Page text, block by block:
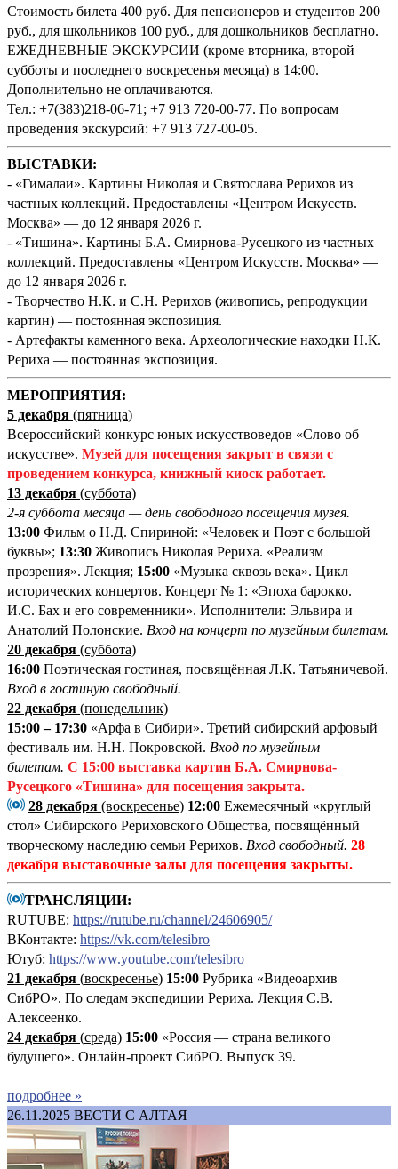
Стоимость билета 400 руб. Для пенсионеров и студентов 200
руб., для школьников 100 руб., для дошкольников бесплатно.
ЕЖЕДНЕВНЫЕ ЭКСКУРСИИ (кроме вторника, второй
субботы и последнего воскресенья месяца) в 14:00.
Дополнительно не оплачиваются.
Тел.: +7(383)218-06-71; +7 913 720-00-77. По вопросам
проведения экскурсий: +7 913 727-00-05.
ВЫСТАВКИ:
- «Гималаи». Картины Николая и Святослава Рерихов из
частных коллекций. Предоставлены «Центром Искусств.
Москва» — до 12 января 2026 г.
- «Тишина». Картины Б.А. Смирнова-Русецкого из частных
коллекций. Предоставлены «Центром Искусств. Москва» —
до 12 января 2026 г.
- Творчество Н.К. и С.Н. Рерихов (живопись, репродукции
картин) — постоянная экспозиция.
- Артефакты каменного века. Археологические находки Н.К.
Рериха — постоянная экспозиция.
МЕРОПРИЯТИЯ:
5 декабря (пятница)
Всероссийский конкурс юных искусствоведов «Слово об
искусстве». Музей для посещения закрыт в связи с
проведением конкурса, книжный киоск работает.
13 декабря (суббота)
2-я суббота месяца — день свободного посещения музея.
13:00 Фильм о Н.Д. Спириной: «Человек и Поэт с большой
буквы»; 13:30 Живопись Николая Рериха. «Реализм
прозрения». Лекция; 15:00 «Музыка сквозь века». Цикл
исторических концертов. Концерт № 1: «Эпоха барокко.
И.С. Бах и его современники». Исполнители: Эльвира и
Анатолий Полонские. Вход на концерт по музейным билетам.
20 декабря (суббота)
16:00 Поэтическая гостиная, посвящённая Л.К. Татьяничевой.
Вход в гостиную свободный.
22 декабря (понедельник)
15:00 – 17:30 «Арфа в Сибири». Третий сибирский арфовый
фестиваль им. Н.Н. Покровской. Вход по музейным
билетам. С 15:00 выставка картин Б.А. Смирнова-
Русецкого «Тишина» для посещения закрыта.
28 декабря (воскресенье) 12:00 Ежемесячный «круглый
стол» Сибирского Рериховского Общества, посвящённый
творческому наследию семьи Рерихов. Вход свободный. 28
декабря выставочные залы для посещения закрыты.
ТРАНСЛЯЦИИ:
RUTUBE: https://rutube.ru/channel/24606905/
ВКонтакте: https://vk.com/telesibro
Ютуб: https://www.youtube.com/telesibro
21 декабря (воскресенье) 15:00 Рубрика «Видеоархив
СибРО». По следам экспедиции Рериха. Лекция С.В.
Алексеенко.
24 декабря (среда) 15:00 «Россия — страна великого
будущего». Онлайн-проект СибРО. Выпуск 39.
подробнее »
26.11.2025 ВЕСТИ С АЛТАЯ